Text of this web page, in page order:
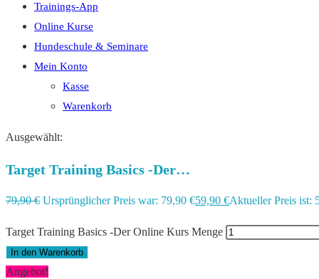
Trainings-App
Online Kurse
Hundeschule & Seminare
Mein Konto
Kasse
Warenkorb
Ausgewählt:
Target Training Basics -Der…
79,90€ Ursprünglicher Preis war: 79,90 €59,90 €Aktueller Preis ist:
Target Training Basics -Der Online Kurs Menge
In den Warenkorb
Angebot!